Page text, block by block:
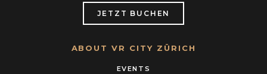
JETZT BUCHEN
ABOUT VR CITY ZÜRICH
EVENTS